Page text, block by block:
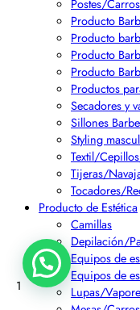
Postes/
Producto
Producto
Producto
Producto
Productos
Secadores y
Sillones
Styling
Textil/
Tijeras/
Tocadores/
Producto de Estética
Camillas
Depilación/
Equipos de
Equipos de
Lupas/
1